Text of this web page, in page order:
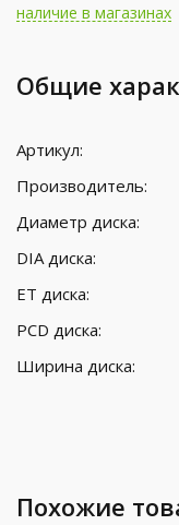
наличие в магазинах
Общие
Артикул:
Производитель:
Диаметр диска:
DIA диска:
ET диска:
PCD диска:
Ширина диска:
Похожие